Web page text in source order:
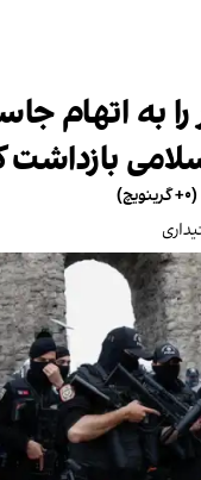
۶ نفر را به
بازداشت